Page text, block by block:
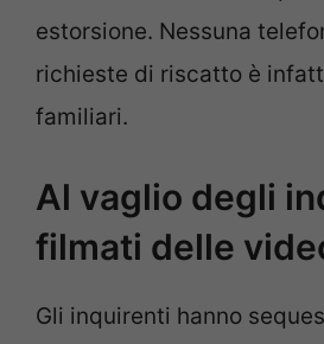
estorsione. Nessuna
richieste di riscatto è
familiari.
Al vaglio degli
filmati delle
Gli inquirenti hanno